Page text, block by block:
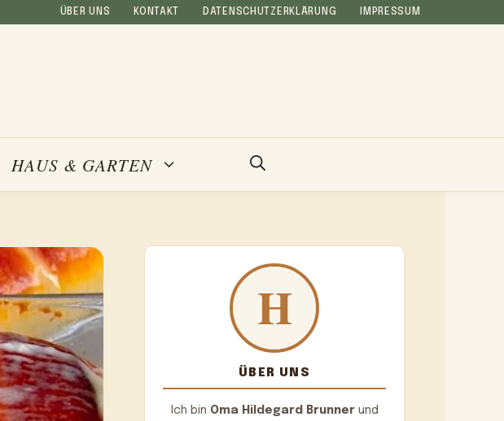
ÜBER UNS KONTAKT DATENSCHUTZERKLÄRUNG IMPRESSUM
HAUS & GARTEN
ÜBER UNS
Ich bin Oma Hildegard Brunnerund